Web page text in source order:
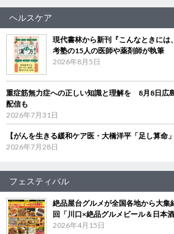
ヘルスケア
現代書林から新刊『こんなときに
考塾の15人の医師や薬剤師が執筆
2026年8月5日
重症筋無力症への正しい知識と理解を 8月8日広
配信も
2026年7月31日
【がんを生きる緩和ケア医・大橋洋平「足し算命
2026年7月28日
フェスティバル
絶品屋台グルメが全国各地から大
回「川口×絶品グルメビール＆日本
2026年4月15日